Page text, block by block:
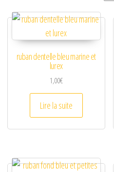
ruban dentelle bleu marine et
lurex
1,00€
Lire la suite